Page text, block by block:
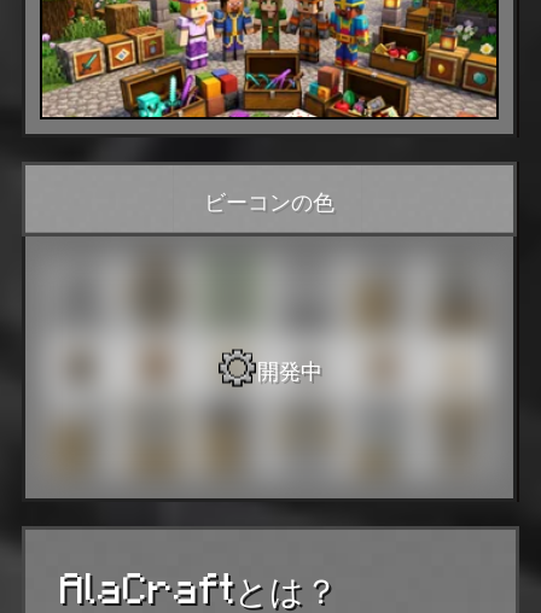
ビーコンの色
開発中
AlaCraftとは？